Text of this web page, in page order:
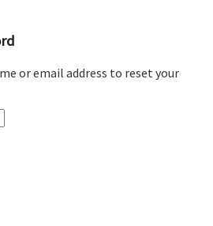
or email address to reset your